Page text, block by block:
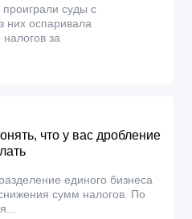
суды с
оспаривала
за
что у вас дробление
единого бизнеса
сумм налогов. По